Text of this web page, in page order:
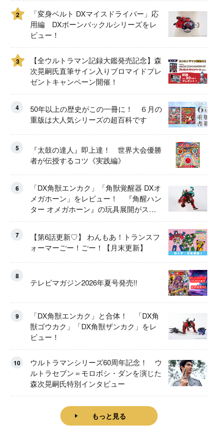
2
「変身ベルト DXマイスドライバー」応
用編 DXボーンバックルシリーズをレ
ビュー！
3
【全ウルトラマン記録大鑑発売記念】森
次晃嗣氏直筆サイン入りブロマイドプレ
ゼントキャンペーン開催！
4
50年以上の歴史がこの一冊に！ ６月の
重版は大人気シリーズの超百科です
5
『太鼓の達人』即上達！ 世界大会優勝
者が伝授するコツ《実践編》
6
「DX角獣エンカク」「角獣覚醒器 DXオ
メガホーン」をレビュー！ 『角醒ハン
ター オメガホーン』の玩具展開がスタ
ート！
7
【第6話更新♡】 わんもあ！トランスフ
ォーマーごー！ごー！【月末更新】
8
テレビマガジン2026年夏号発売!!
9
「DX角獣エンカク」と合体！ 「DX角
獣ゴウカク」「DX角獣ザンカク」をレ
ビュー！
10
ウルトラマンシリーズ60周年記念！ ウ
ルトラセブン＝モロボシ・ダンを演じた
森次晃嗣氏特別インタビュー
もっと見る